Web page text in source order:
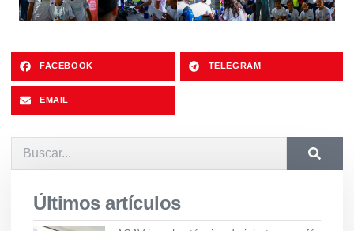
FACEBOOK TELEGRAM
EMAIL
Últimos artículos